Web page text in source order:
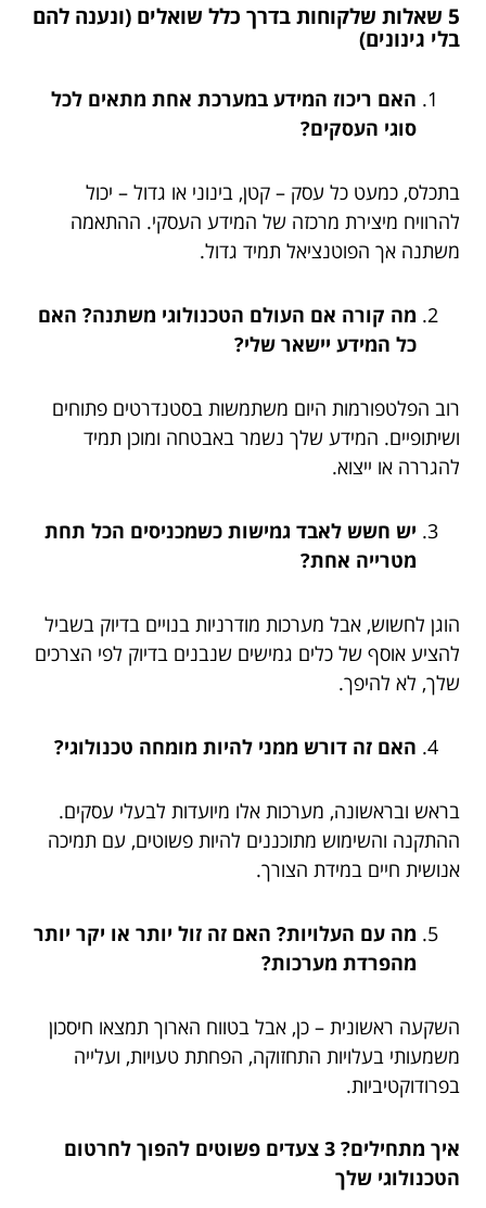
5 שאלות שלקוחות בדרך כלל שואלים (ונענה להם
בלי גינונים)
האם ריכוז המידע במערכת אחת מתאים לכל
סוגי העסקים?
בתכלס, כמעט כל עסק – קטן, בינוני או גדול – יכול
להרוויח מיצירת מרכזה של המידע העסקי. ההתאמה
משתנה אך הפוטנציאל תמיד גדול.
מה קורה אם העולם הטכנולוגי משתנה? האם
כל המידע יישאר שלי?
רוב הפלטפורמות היום משתמשות בסטנדרטים פתוחים
ושיתופיים. המידע שלך נשמר באבטחה ומוכן תמיד
להגררה או ייצוא.
יש חשש לאבד גמישות כשמכניסים הכל תחת
מטרייה אחת?
הוגן לחשוש, אבל מערכות מודרניות בנויים בדיוק בשביל
להציע אוסף של כלים גמישים שנבנים בדיוק לפי הצרכים
שלך, לא להיפך.
האם זה דורש ממני להיות מומחה טכנולוגי?
בראש ובראשונה, מערכות אלו מיועדות לבעלי עסקים.
ההתקנה והשימוש מתוכננים להיות פשוטים, עם תמיכה
אנושית חיים במידת הצורך.
מה עם העלויות? האם זה זול יותר או יקר יותר
מהפרדת מערכות?
השקעה ראשונית – כן, אבל בטווח הארוך תמצאו חיסכון
משמעותי בעלויות התחזוקה, הפחתת טעויות, ועלייה
בפרודוקטיביות.
איך מתחילים? 3 צעדים פשוטים להפוך לחרטום
הטכנולוגי שלך